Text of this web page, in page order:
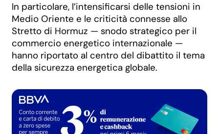
In particolare, l’intensificarsi delle tensioni in
Medio Oriente e le criticità connesse allo
Stretto di Hormuz — snodo strategico per il
commercio energetico internazionale —
hanno riportato al centro del dibattito il tema
della sicurezza energetica globale.